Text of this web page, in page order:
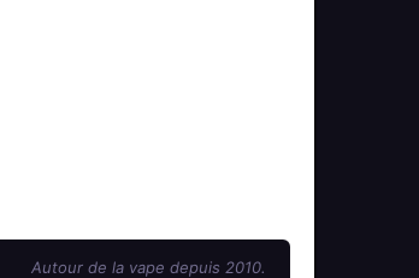
Autour de la vape depuis 2010.